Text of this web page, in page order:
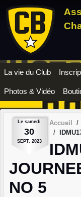
La vie du Club
Photos & Vidéo
Le samedi
30
SEPT. 2023
Accueil
NO 5
Panneau de gestion